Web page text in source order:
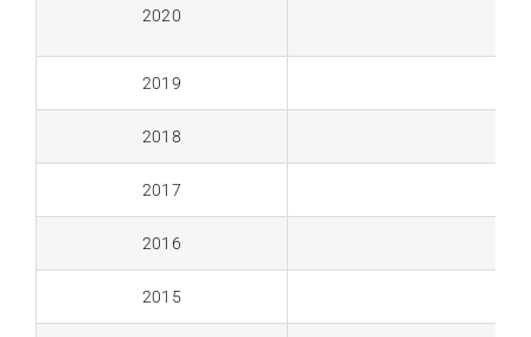
2020
2019
2018
2017
2016
2015